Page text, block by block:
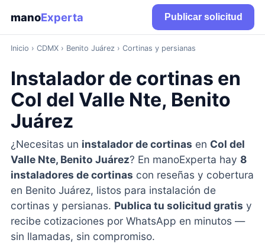
manoExperta Publicar solicitud
Inicio › CDMX› Benito Juárez › Cortinas y persianas
Instalador de cortinas en
Col del Valle Nte, Benito
Juárez
¿Necesitas un instalador de cortinas en Col del
Valle Nte, Benito Juárez? En manoExperta hay 8
instaladores de cortinas con reseñas y cobertura
en Benito Juárez, listos para instalación de
cortinas y persianas. Publica tu solicitud gratis y
recibe cotizaciones por WhatsApp en minutos —
sin llamadas, sin compromiso.